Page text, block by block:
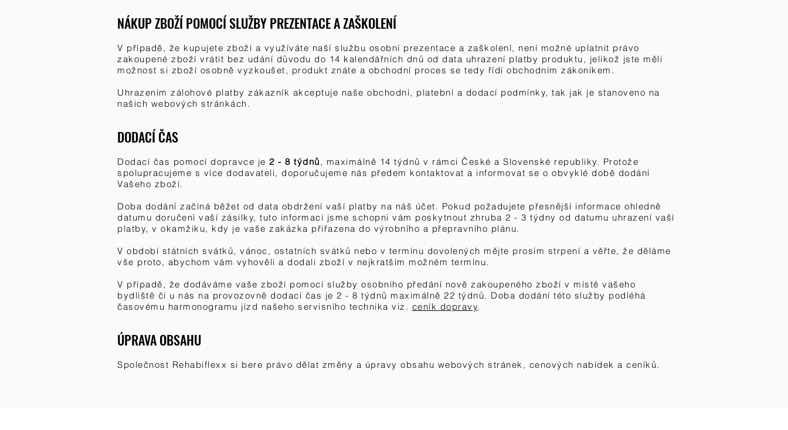
NÁKUP ZBOŽÍ POMOCÍ SLUŽBY PREZENTACE A ZAŠKOLENÍ
V případě, že kupujete zboží a využíváte naší službu osobní prezentace a zaškolení, není možné uplatnit právo
zakoupené zboží vrátit bez udání důvodu do 14 kalendářních dnů od data uhrazení platby produktu, jelikož jste měli
možnost si zboží osobně vyzkoušet, produkt znáte a obchodní proces se tedy řídí obchodním zákoníkem.
Uhrazením zálohové platby zákazník akceptuje naše obchodní, platební a dodací podmínky, tak jak je stanoveno na
našich webových stránkách.
DODACÍ ČAS
Dodací čas pomocí dopravce je 2 - 8 týdnů, maximálně 14 týdnů v rámci České a Slovenské republiky. Protože
spolupracujeme s více dodavateli, doporučujeme nás předem kontaktovat a informovat se o obvyklé době dodání
Vašeho zboží.
Doba dodání začíná běžet od data obdržení vaší platby na náš účet. Pokud požadujete přesnější informace ohledně
datumu doručení vaší zásilky, tuto informaci jsme schopni vám poskytnout zhruba 2 - 3 týdny od datumu uhrazení vaší
platby, v okamžiku, kdy je vaše zakázka přiřazena do výrobního a přepravního plánu.
V období státních svátků, vánoc, ostatních svátků nebo v termínu dovolených mějte prosím strpení a věřte, že děláme
vše proto, abychom vám vyhověli a dodali zboží v nejkratším možném termínu.
V případě, že dodáváme vaše zboží pomocí služby osobního předání nově zakoupeného zboží v místě vašeho
bydliště či u nás na provozovně dodací čas je 2 - 8 týdnů maximálně 22 týdnů. Doba dodání této služby podléhá
časovému harmonogramu jízd našeho servisního technika viz. ceník dopravy.
ÚPRAVA OBSAHU
Společnost Rehabiflexx si bere právo dělat změny a úpravy obsahu webových stránek, cenových nabídek a ceníků.